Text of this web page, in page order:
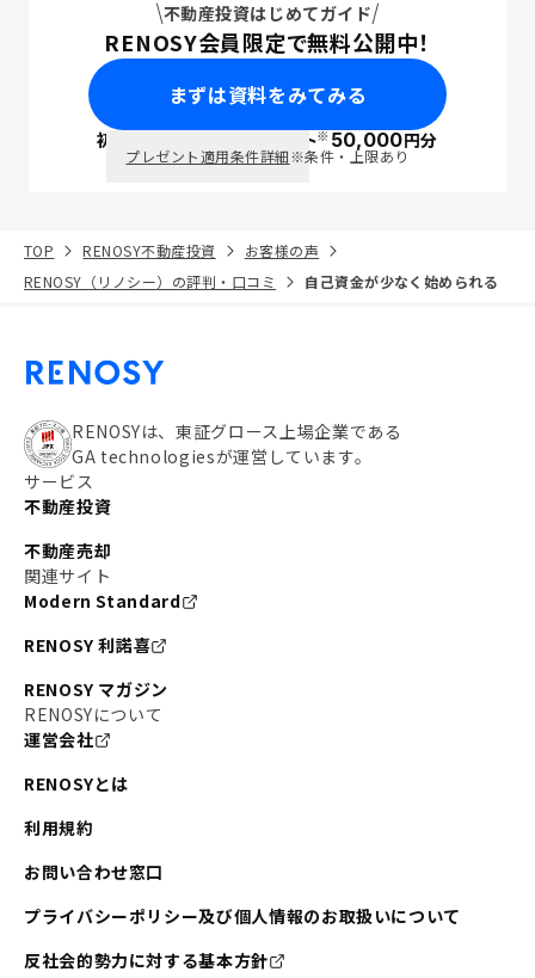
不動産投資はじめてガイド
RENOSY会員限定で無料公開中！
まずは資料をみてみる
初回面談で ポイント※50,000円分
プレゼント適用条件詳細※条件・上限あり
TOP RENOSY不動産投資
お客様の声
RENOSY（リノシー）の評判・口コミ
自己資金が少なく始められる
RENOSYは、東証グロース上場企業である
GA technologiesが運営しています。
サービス
不動産投資
不動産売却
関連サイト
Modern Standard
RENOSY 利諾喜
RENOSY マガジン
RENOSYについて
運営会社
RENOSYとは
利用規約
お問い合わせ窓口
プライバシーポリシー及び個人情報のお取扱いについて
反社会的勢力に対する基本方針